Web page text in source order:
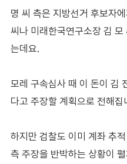
명 씨 측은 지방선거 후보자
씨나 미래한국연구소장 김
는데요.
모레 구속심사 때 이 돈이 김
다고 주장할 계획으로 전해집
하지만 검찰도 이미 계좌 추
측 주장을 반박하는 상황이